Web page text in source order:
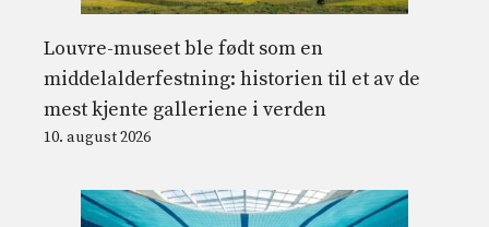
Louvre-museet ble født som en
middelalderfestning: historien til et av de
mest kjente galleriene i verden
10. august 2026